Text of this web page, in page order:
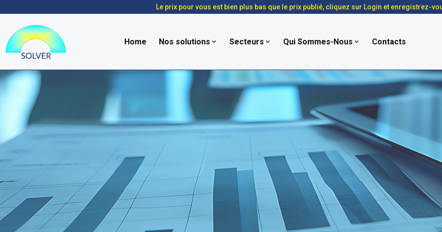
Le prix pour vous est bien plus bas que le prix publié, cliquez sur Login et enregistrez-
Home Nos solutions Secteurs Qui Sommes-Nous Contacts